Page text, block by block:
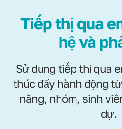
Tiếp thị qua
hệ và
Sử dụng tiếp thị qua
thúc đẩy hành động
năng, nhóm, sinh
dự.